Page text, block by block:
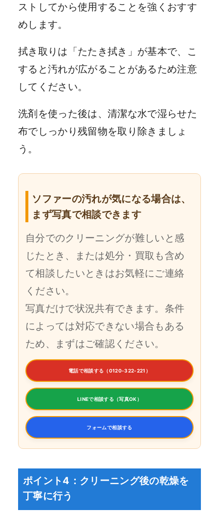
ストしてから使用することを強くおすす
めします。
拭き取りは「たたき拭き」が基本で、こ
すると汚れが広がることがあるため注意
してください。
洗剤を使った後は、清潔な水で湿らせた
布でしっかり残留物を取り除きましょ
う。
ソファーの汚れが気になる場合は、
まず写真で相談できます
自分でのクリーニングが難しいと感
じたとき、または処分・買取も含め
て相談したいときはお気軽にご連絡
ください。
写真だけで状況共有できます。条件
によっては対応できない場合もある
ため、まずはご確認ください。
電話で相談する（0120-322-221）
LINEで相談する（写真OK）
フォームで相談する
ポイント4：クリーニング後の乾燥を
丁寧に行う